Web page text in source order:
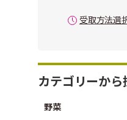
受取方法選
カテゴリーから
野菜